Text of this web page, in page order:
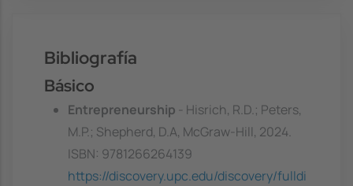
Bibliografía
Básico
Entrepreneurship
- Hisrich, R.D.; Peters,
M.P.; Shepherd, D.A, McGraw-Hill, 2024.
ISBN: 9781266264139
https://discovery.upc.edu/discovery/fulldi